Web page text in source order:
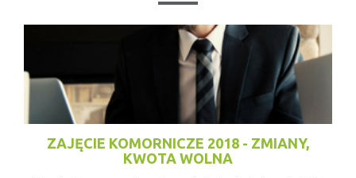
ZAJĘCIE KOMORNICZE 2018 - ZMIANY,
KWOTA WOLNA